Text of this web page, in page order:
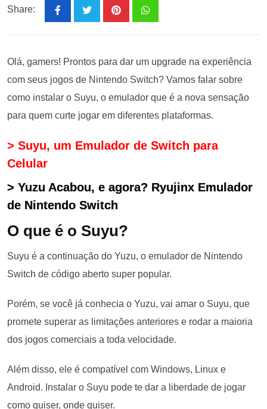
Share:
Olá, gamers! Prontos para dar um upgrade na experiência
com seus jogos de Nintendo Switch? Vamos falar sobre
como instalar o Suyu, o emulador que é a nova sensação
para quem curte jogar em diferentes plataformas.
> Suyu, um Emulador de Switch para
Celular
> Yuzu Acabou, e agora? Ryujinx Emulador
de Nintendo Switch
O que é o Suyu?
Suyu é a continuação do Yuzu, o emulador de Nintendo
Switch de código aberto super popular.
Porém, se você já conhecia o Yuzu, vai amar o Suyu, que
promete superar as limitações anteriores e rodar a maioria
dos jogos comerciais a toda velocidade.
Além disso, ele é compatível com Windows, Linux e
Android. Instalar o Suyu pode te dar a liberdade de jogar
como quiser, onde quiser.